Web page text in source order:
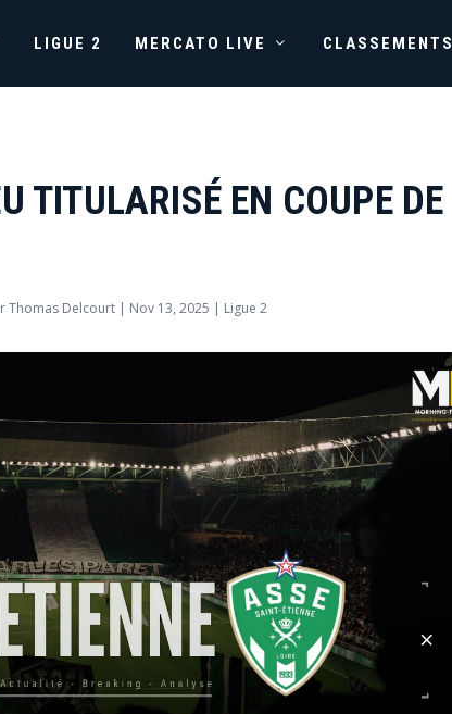
LIGUE 2 MERCATO LIVE CLASSEMENTS
TITULARISÉ EN COUPE DE
Thomas Delcourt| Nov 13, 2025 | Ligue 2